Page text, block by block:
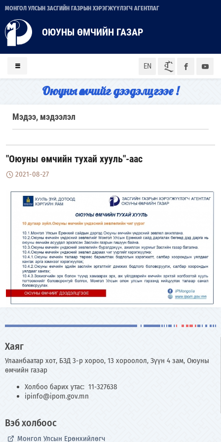
МОНГОЛ УЛСЫН ЗАСГИЙН ГАЗРЫН ХЭРЭГЖҮҮЛЭГЧ АГЕНТЛАГ
ОЮУНЫ ӨМЧИЙН ГАЗАР
EN ᠮᠣᠨ
Оюуны өмчийг дээдэлцгээе !
Мэдээ, мэдээлэл
"Оюуны өмчийн тухай хууль"-аас
2021-08-27
Хаяг
Улаанбаатар хот, БЗД 3-р хороо, 13 хороолол, Зүүн 4 зам, Оюуны
өмчийн газар
Холбоо барих утас: 11-327638
ipinfo@ipom.gov.mn
Вэб холбоос
Монгол Улсын Ерөнхийлөгч